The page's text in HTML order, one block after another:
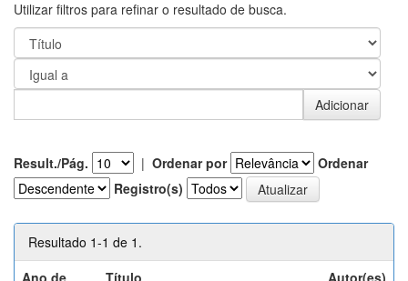
Utilizar filtros para refinar o resultado de busca.
Result./Pág. | Ordenar por
Ordenar
Registro(s)
Resultado 1-1 de 1.
Ano de
Título Autor(es)